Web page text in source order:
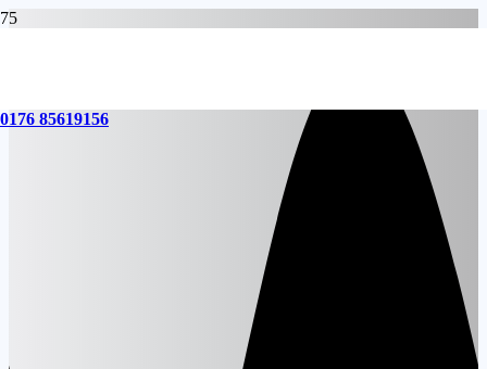
0176 85619156